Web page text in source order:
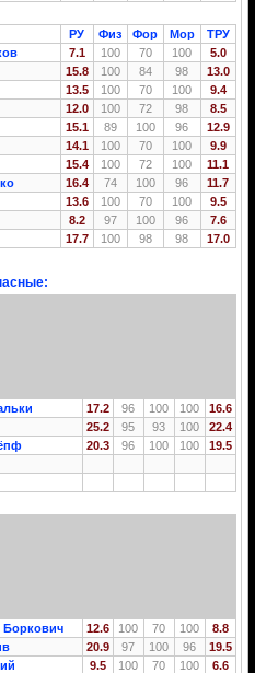
РУ Физ Фор Мор
ТРУ
7.1 100 70 100
5.0
15.8 100 84 98
13.0
13.5 100 70 100
9.4
12.0 100 72 98
8.5
15.1 89 100 96
12.9
14.1 100 70 100
9.9
15.4 100 72 100
11.1
16.4 74 100 96
11.7
13.6 100 70 100
9.5
8.2 97 100 96
7.6
17.7 100 98 98 17.0
17.2 96 100 100
16.6
25.2 95 93 100
22.4
20.3 96 100 100 19.5
Боркович 12.6 100 70 100
8.8
20.9 97 100 96
19.5
9.5 100 70 100
6.6